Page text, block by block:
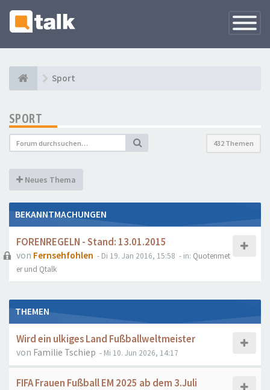
Sport
SPORT
432 Themen
Neues Thema
BEKANNTMACHUNGEN
FORENREGELN - Stand: 13.01.2015
von Fernsehfohlen - Di 19. Jan 2016, 15:58 - in: Quotenmet
er und Qtalk
THEMEN
Wird ein ulkiges Land Fußballweltmeister
von Familie Tschiep - Mi 10. Jun 2026, 14:17
FIFA Frauen Fußball EM 2025 ab dem 3.Juli